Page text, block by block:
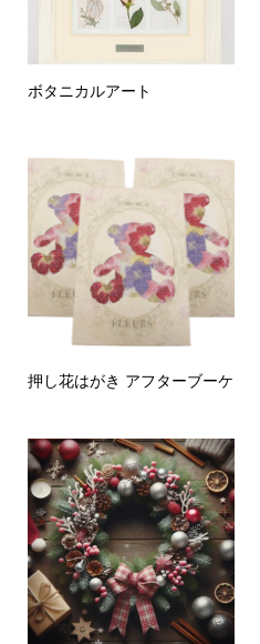
ボタニカルアート
押し花はがき アフターブーケ